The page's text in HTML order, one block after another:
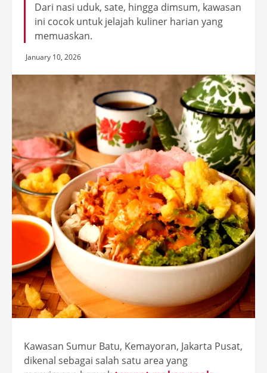
Dari nasi uduk, sate, hingga dimsum, kawasan
ini cocok untuk jelajah kuliner harian yang
memuaskan.
January 10, 2026
Kawasan Sumur Batu, Kemayoran, Jakarta Pusat,
dikenal sebagai salah satu area yang